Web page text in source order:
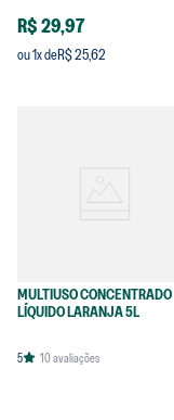
R$ 29,97
ou1x deR$ 25,62
MULTIUSO CONCENTRADO
LÍQUIDO LARANJA 5L
5 10avaliações